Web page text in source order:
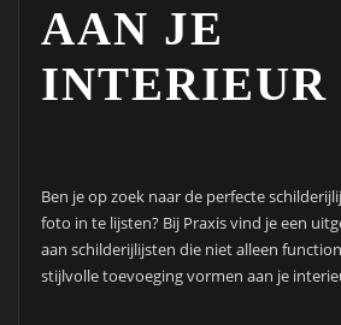
AAN JE
INTERIEUR
Ben je op zoek naar de perfecte
foto in te lijsten? Bij Praxis vind je een
aan schilderijlijsten die niet alleen
stijlvolle toevoeging vormen aan je